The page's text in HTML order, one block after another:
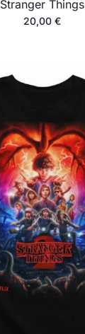
Stranger Things
20,00 €